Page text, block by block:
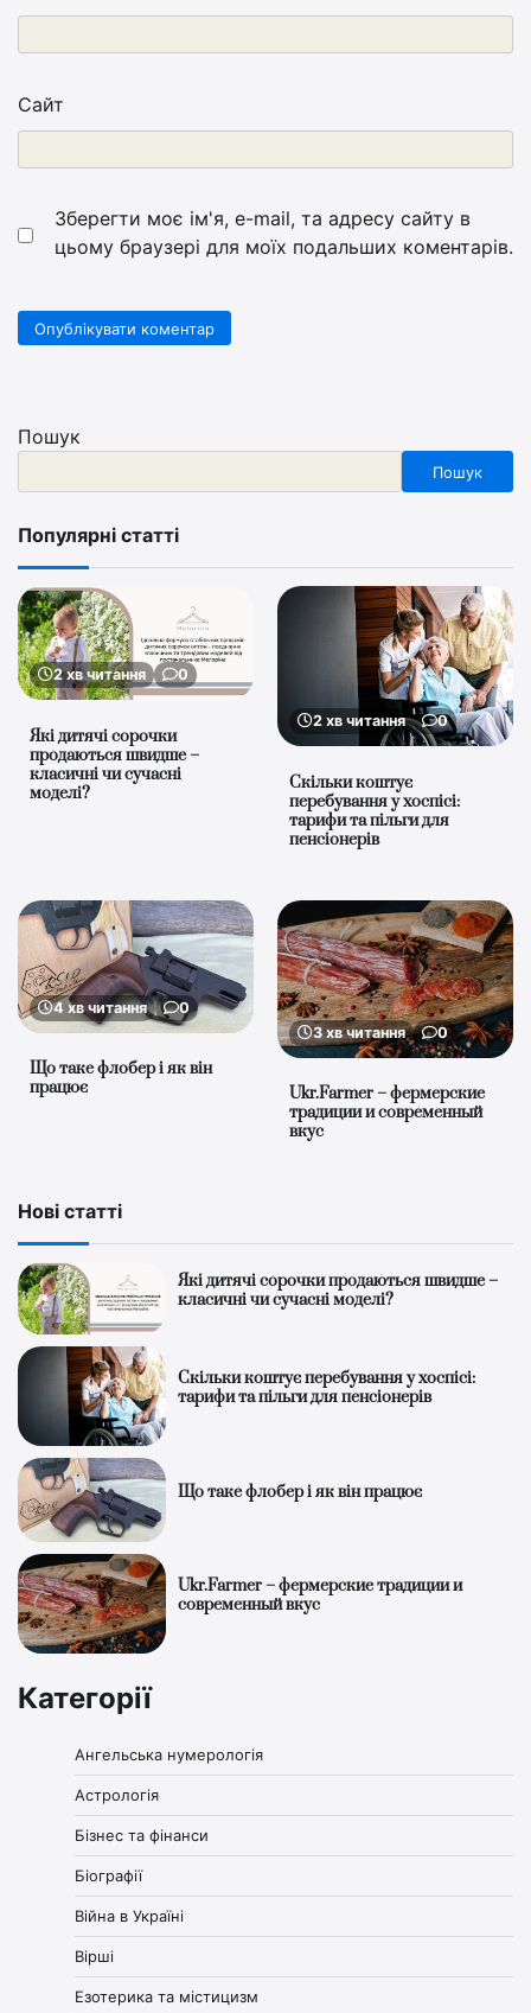
Сайт
Зберегти моє ім'я, e-mail, та адресу сайту в
цьому браузері для моїх подальших коментарів.
Пошук
Пошук
Популярні статті
2 хв читання 0
Які дитячі сорочки
продаються швидше –
класичні чи сучасні
моделі?
2 хв читання 0
Скільки коштує
перебування у хоспісі:
тарифи та пільги для
пенсіонерів
4 хв читання 0
Що таке флобер і як він
працює
3 хв читання 0
Ukr.Farmer – фермерские
традиции и современный
вкус
Нові статті
Які дитячі сорочки продаються швидше –
класичні чи сучасні моделі?
Скільки коштує перебування у хоспісі:
тарифи та пільги для пенсіонерів
Що таке флобер і як він працює
Ukr.Farmer – фермерские традиции и
современный вкус
Категорії
Ангельська нумерологія
Астрологія
Бізнес та фінанси
Біографії
Війна в Україні
Вірші
Езотерика та містицизм